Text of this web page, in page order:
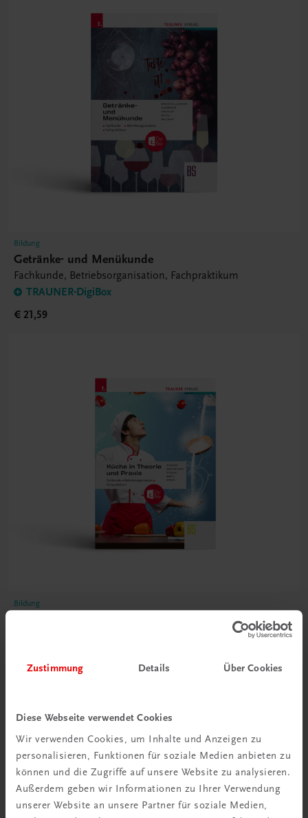
Zustimmung Details Über Cookies
Diese Webseite verwendet Cookies
Wir verwenden Cookies, um Inhalte und Anzeigen zu
personalisieren, Funktionen für soziale Medien anbieten zu
können und die Zugriffe auf unsere Website zu analysieren.
Außerdem geben wir Informationen zu Ihrer Verwendung
unserer Website an unsere Partner für soziale Medien,
Bildung
Getränke- und Menükunde
Fachkunde, Betriebsorganisation, Fachpraktikum
TRAUNER-DigiBox
€ 21,59
Bildung
Fachkunde – Betriebsorganisation – Fachpraktikum
€ 32,22